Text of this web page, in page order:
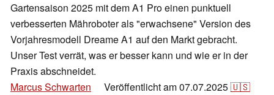
Gartensaison 2025 mit dem A1 Pro einen punktuell
verbesserten Mähroboter als "erwachsene" Version des
Vorjahresmodell Dreame A1 auf den Markt gebracht.
Unser Test verrät, was er besser kann und wie er in der
Praxis abschneidet.
Marcus Schwarten
Veröffentlicht am07.07.2025🇺🇸